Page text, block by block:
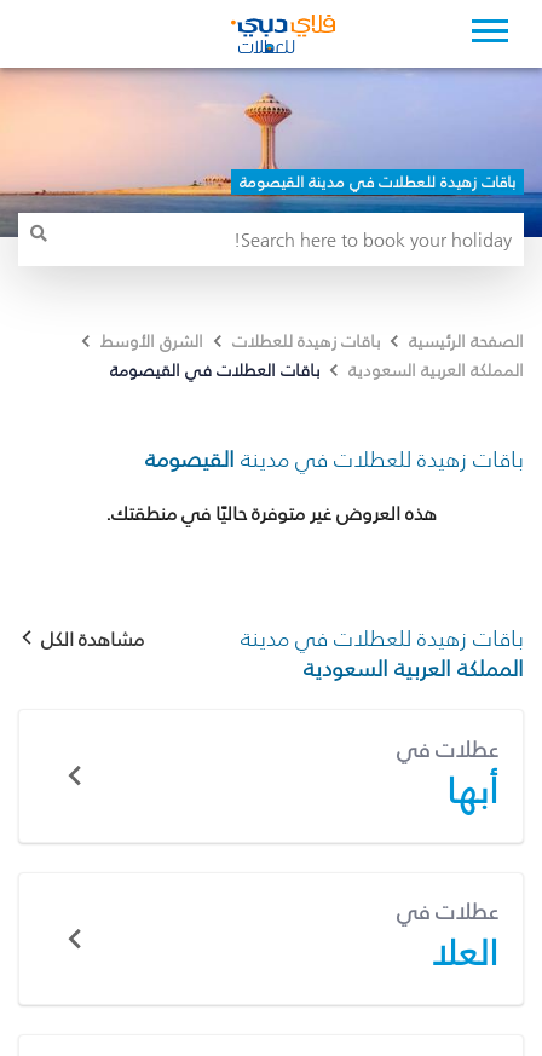
باقات زهيدة للعطلات في مدينة القيصومة
الصفحة الرئيسية باقات زهيدة للعطلات
الشرق الأوسط
المملكة العربية السعودية
باقات العطلات في القيصومة
باقات زهيدة للعطلات في مدينة القيصومة
هذه العروض غير متوفرة حاليًا في منطقتك.
باقات زهيدة للعطلات في مدينة
المملكة العربية السعودية
مشاهدة الكل
عطلات في
أبها
عطلات في
العلا